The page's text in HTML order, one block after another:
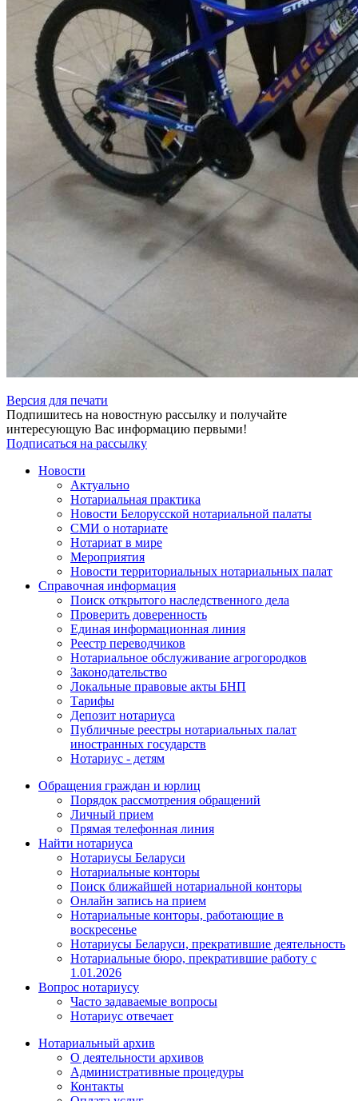
Версия для печати
Подпишитесь на новостную рассылку и получайте
интересующую Вас информацию первыми!
Подписаться на рассылку
Новости
Актуально
Нотариальная практика
Новости Белорусской нотариальной палаты
СМИ о нотариате
Нотариат в мире
Мероприятия
Новости территориальных нотариальных палат
Справочная информация
Поиск открытого наследственного дела
Проверить доверенность
Единая информационная линия
Реестр переводчиков
Нотариальное обслуживание агрогородков
Законодательство
Локальные правовые акты БНП
Тарифы
Депозит нотариуса
Публичные реестры нотариальных палат
иностранных государств
Нотариус - детям
Обращения граждан и юрлиц
Порядок рассмотрения обращений
Личный прием
Прямая телефонная линия
Найти нотариуса
Нотариусы Беларуси
Нотариальные конторы
Поиск ближайшей нотариальной конторы
Онлайн запись на прием
Нотариальные конторы, работающие в
воскресенье
Нотариусы Беларуси, прекратившие деятельность
Нотариальные бюро, прекратившие работу с
1.01.2026
Вопрос нотариусу
Часто задаваемые вопросы
Нотариус отвечает
Нотариальный архив
О деятельности архивов
Административные процедуры
Контакты